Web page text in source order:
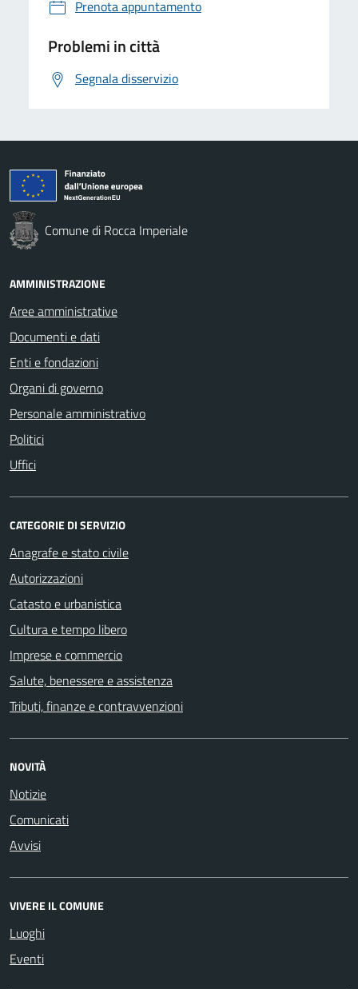
Prenota appuntamento
Problemi in città
Segnala disservizio
Comune di Rocca Imperiale
AMMINISTRAZIONE
Aree amministrative
Documenti e dati
Enti e fondazioni
Organi di governo
Personale amministrativo
Politici
Uffici
CATEGORIE DI SERVIZIO
Anagrafe e stato civile
Autorizzazioni
Catasto e urbanistica
Cultura e tempo libero
Imprese e commercio
Salute, benessere e assistenza
Tributi, finanze e contravvenzioni
NOVITÀ
Notizie
Comunicati
Avvisi
VIVERE IL COMUNE
Luoghi
Eventi